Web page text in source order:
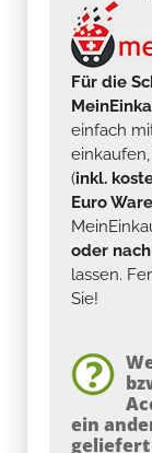
Für die
einfach
(inkl.
Euro
oder
lassen.
Sie!
ein